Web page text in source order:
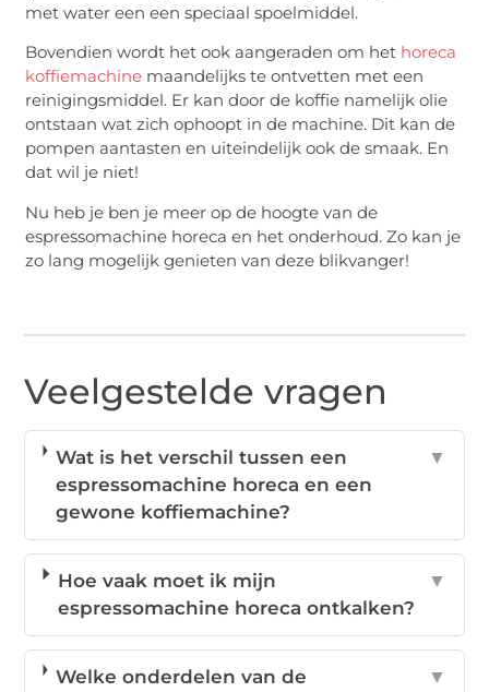
met water een een speciaal spoelmiddel.
Bovendien wordt het ook aangeraden om het horeca
koffiemachine maandelijks te ontvetten met een
reinigingsmiddel. Er kan door de koffie namelijk olie
ontstaan wat zich ophoopt in de machine. Dit kan de
pompen aantasten en uiteindelijk ook de smaak. En
dat wil je niet!
Nu heb je ben je meer op de hoogte van de
espressomachine horeca en het onderhoud. Zo kan je
zo lang mogelijk genieten van deze blikvanger!
Veelgestelde vragen
Wat is het verschil tussen een
espressomachine horeca en een
gewone koffiemachine?
▼
Hoe vaak moet ik mijn
espressomachine horeca ontkalken?
▼
Welke onderdelen van de
▼